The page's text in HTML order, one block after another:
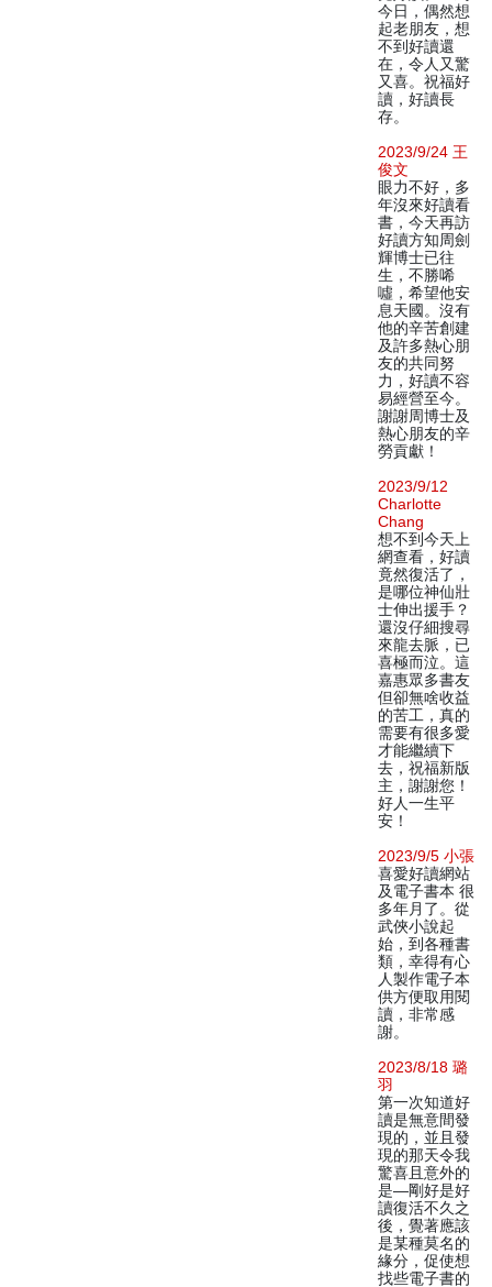
今日，偶然想
起老朋友，想
不到好讀還
在，令人又驚
又喜。祝福好
讀，好讀長
存。
2023/9/24 王
俊文
眼力不好，多
年沒來好讀看
書，今天再訪
好讀方知周劍
輝博士已往
生，不勝唏
噓，希望他安
息天國。沒有
他的辛苦創建
及許多熱心朋
友的共同努
力，好讀不容
易經營至今。
謝謝周博士及
熱心朋友的辛
勞貢獻！
2023/9/12
Charlotte
Chang
想不到今天上
網查看，好讀
竟然復活了，
是哪位神仙壯
士伸出援手？
還沒仔細搜尋
來龍去脈，已
喜極而泣。這
嘉惠眾多書友
但卻無啥收益
的苦工，真的
需要有很多愛
才能繼續下
去，祝福新版
主，謝謝您！
好人一生平
安！
2023/9/5 小張
喜愛好讀網站
及電子書本 很
多年月了。從
武俠小說起
始，到各種書
類，幸得有心
人製作電子本
供方便取用閱
讀，非常感
謝。
2023/8/18 璐
羽
第一次知道好
讀是無意間發
現的，並且發
現的那天令我
驚喜且意外的
是—剛好是好
讀復活不久之
後，覺著應該
是某種莫名的
緣分，促使想
找些電子書的